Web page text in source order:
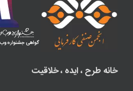
خانه طرح ، ایده ، خلاقیت